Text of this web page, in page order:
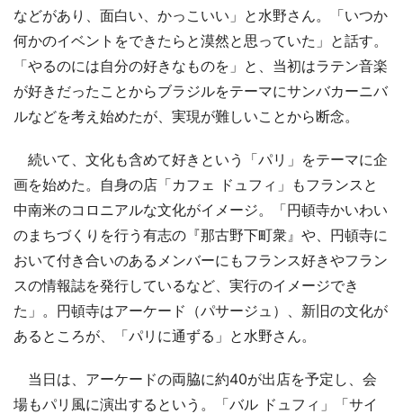
などがあり、面白い、かっこいい」と水野さん。「いつか
何かのイベントをできたらと漠然と思っていた」と話す。
「やるのには自分の好きなものを」と、当初はラテン音楽
が好きだったことからブラジルをテーマにサンバカーニバ
ルなどを考え始めたが、実現が難しいことから断念。
続いて、文化も含めて好きという「パリ」をテーマに企
画を始めた。自身の店「カフェ ドュフィ」もフランスと
中南米のコロニアルな文化がイメージ。「円頓寺かいわい
のまちづくりを行う有志の『那古野下町衆』や、円頓寺に
おいて付き合いのあるメンバーにもフランス好きやフラン
スの情報誌を発行しているなど、実行のイメージでき
た」。円頓寺はアーケード（パサージュ）、新旧の文化が
あるところが、「パリに通ずる」と水野さん。
当日は、アーケードの両脇に約40が出店を予定し、会
場もパリ風に演出するという。「バル ドュフィ」「サイ